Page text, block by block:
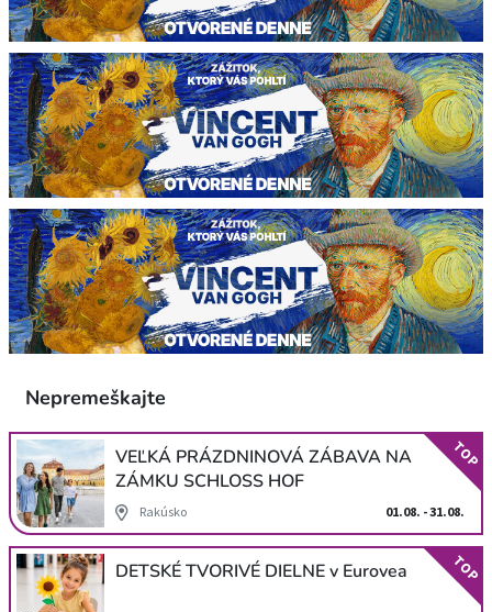
Nepremeškajte
VEĽKÁ PRÁZDNINOVÁ ZÁBAVA NA
ZÁMKU SCHLOSS HOF
Rakúsko 01.08. - 31.08.
TOP
DETSKÉ TVORIVÉ DIELNE v Eurovea TOP